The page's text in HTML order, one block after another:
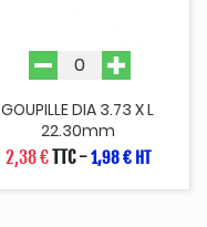
GOUPILLE DIA 3.73 X L
22.30mm
2,38 €TTC-1,98 € HT